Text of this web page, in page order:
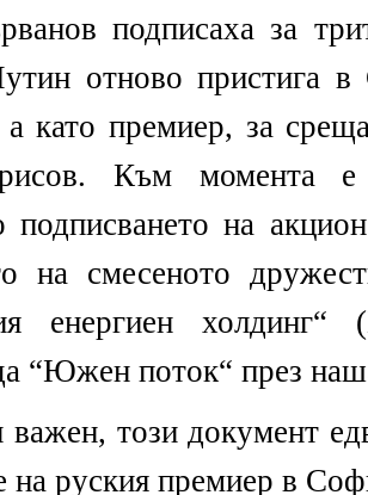
подписаха за
отново пристига
а като премиер, за
Към момента
подписването на
на смесеното
енергиен
“Южен поток“ през
този документ
на руския премиер в